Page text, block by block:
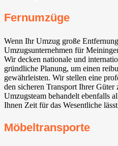
Fernumzüge
Wenn Ihr Umzug große
Umzugsunternehmen für
Wir decken nationale und
gründliche Planung, um einen
gewährleisten. Wir stellen eine
den sicheren Transport Ihrer Güter
Umzugsteam behandelt ebenfalls
Ihnen Zeit für das Wesentliche
Möbeltransporte